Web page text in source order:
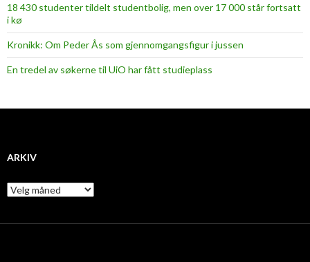
18 430 studenter tildelt studentbolig, men over 17 000 står fortsatt
i kø
Kronikk: Om Peder Ås som gjennomgangsfigur i jussen
En tredel av søkerne til UiO har fått studieplass
ARKIV
A
r
i